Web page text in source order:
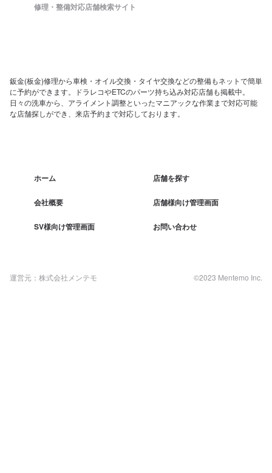
修理・整備対応店舗検索サイト
鈑金(板金)修理から車検・オイル交換・タイヤ交換などの整備もネットで簡単
に予約ができます。ドラレコやETCのパーツ持ち込み対応店舗も掲載中。
日々の洗車から、アライメント調整といったマニアックな作業まで対応可能
な店舗探しができ、来店予約まで対応しております。
ホーム 店舗を探す
会社概要 店舗様向け管理画面
SV様向け管理画面 お問い合わせ
運営元：株式会社メンテモ ©2023 Mentemo Inc.